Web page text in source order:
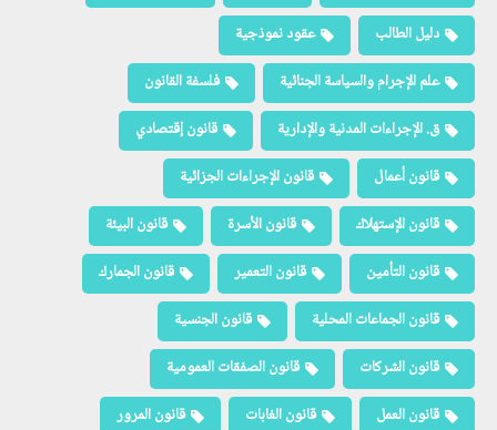
دليل الطالب
عقود نموذجية
علم الإجرام والسياسة الجنائية
فلسفة القانون
ق. الإجراءات المدنية والإدارية
قانون إقتصادي
قانون أعمال
قانون الإجراءات الجزائية
قانون الإستهلاك
قانون الأسرة
قانون البيئة
قانون التأمين
قانون التعمير
قانون الجمارك
قانون الجماعات المحلية
قانون الجنسية
قانون الشركات
قانون الصفقات العمومية
قانون العمل
قانون الغابات
قانون المرور